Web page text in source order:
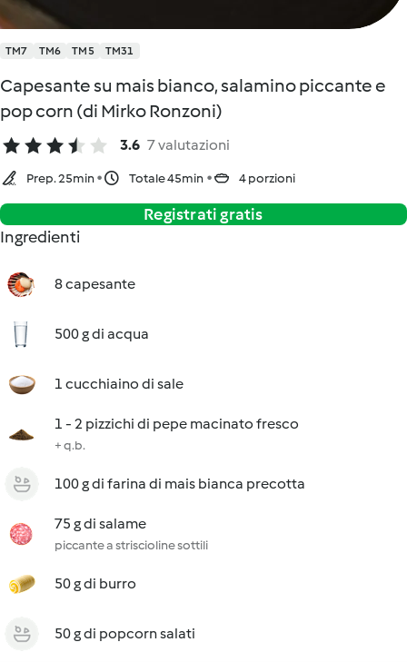
TM7 TM6 TM5 TM31
Capesante su mais bianco, salamino piccante e
pop corn (di Mirko Ronzoni)
3.6 7 valutazioni
Prep. 25min Totale 45min 4 porzioni
Registrati gratis
Ingredienti
8 capesante
500 g di acqua
1 cucchiaino di sale
1 - 2 pizzichi di pepe macinato fresco
+ q.b.
100 g di farina di mais bianca precotta
75 g di salame
piccante a striscioline sottili
50 g di burro
50 g di popcorn salati